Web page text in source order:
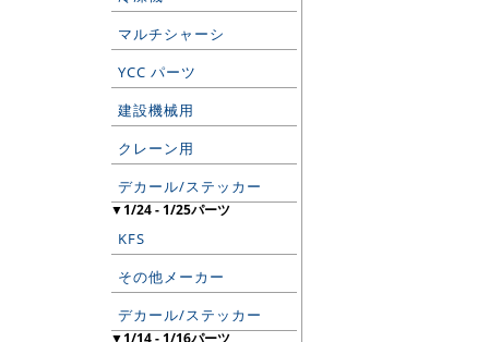
マルチシャーシ
YCC パーツ
建設機械用
クレーン用
デカール/ステッカー
▼1/24 - 1/25パーツ
KFS
その他メーカー
デカール/ステッカー
▼1/14 - 1/16パーツ